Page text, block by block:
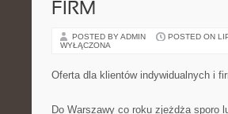
FIRM
POSTED BY ADMIN POSTED ON
WYŁĄCZONA
Oferta dla klientów indywidualnych i
Do Warszawy co roku zjeżdża sporo